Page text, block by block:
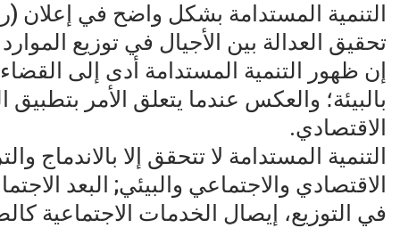
تحقيق العدالة بين الأجيال في توزيع
إن ظهور التنمية المستدامة أدى إلى
بالبيئة؛ والعكس عندما يتعلق الأمر
الاقتصادي.
التنمية المستدامة لا تتحقق إلا بالاندماج
الاقتصادي والاجتماعي والبيئي; البعد
في التوزيع، إيصال الخدمات الاجتماعية